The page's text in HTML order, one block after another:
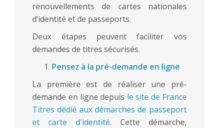
renouvellements de cartes nationales
d’identité et de passeports.
Deux étapes peuvent faciliter vos
demandes de titres sécurisés.
Pensez à la pré-demande en ligne
La première est de réaliser une pré-
demande en ligne depuis le site de France
Titres dédié aux démarches de passeport
et carte d'identité. Cette démarche,